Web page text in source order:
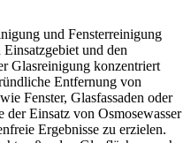
und Fensterreinigung
und den
Glasreinigung konzentriert
Entfernung von
Fenster, Glasfassaden oder
der Einsatz von Osmosewasser
Ergebnisse zu erzielen.